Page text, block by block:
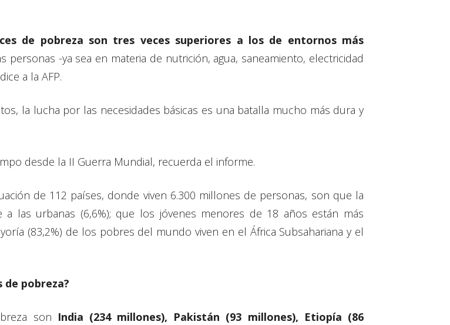
de pobreza son tres veces superiores a los de entornos más
personas -ya sea en materia de nutrición, agua, saneamiento, electricidad
a la AFP.
la lucha por las necesidades básicas es una batalla mucho más dura y
desde la II Guerra Mundial, recuerda el informe.
de 112 países, donde viven 6.300 millones de personas, son que la
las urbanas (6,6%); que los jóvenes menores de 18 años están más
(83,2%) de los pobres del mundo viven en el África Subsahariana y el
de pobreza?
son India (234 millones), Pakistán (93 millones), Etiopía (86